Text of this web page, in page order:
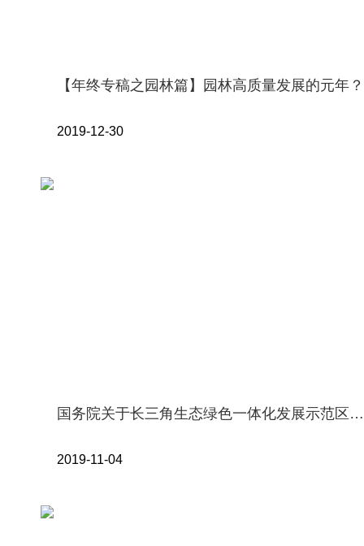
【年终专稿之园林篇】园林高质量发展的元年？
2019-12-30
国务院关于长三角生态绿色一体化发展示范区总体方案的批复
2019-11-04